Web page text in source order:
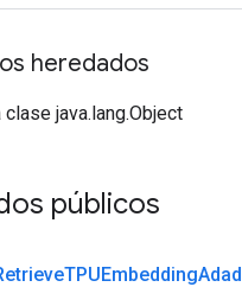
heredados
clase java.lang.Object
públicos
TPUEmbedding